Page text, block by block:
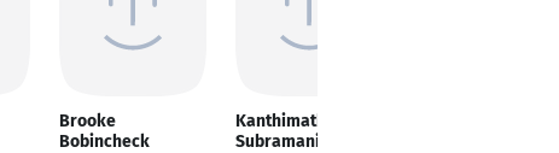
Brooke
Bobincheck
Kanthimathi
Subramaniam